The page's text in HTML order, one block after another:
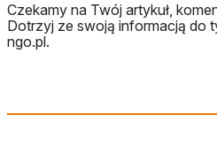
Czekamy na Twój artykuł,
Dotrzyj ze swoją informacją do
ngo.pl.